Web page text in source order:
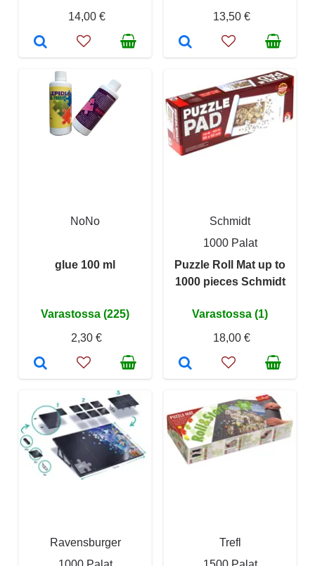
14,00 €
13,50 €
NoNo
glue 100 ml
Varastossa (225)
2,30 €
Schmidt
1000 Palat
Puzzle Roll Mat up to
1000 pieces Schmidt
Varastossa (1)
18,00 €
Ravensburger
Trefl